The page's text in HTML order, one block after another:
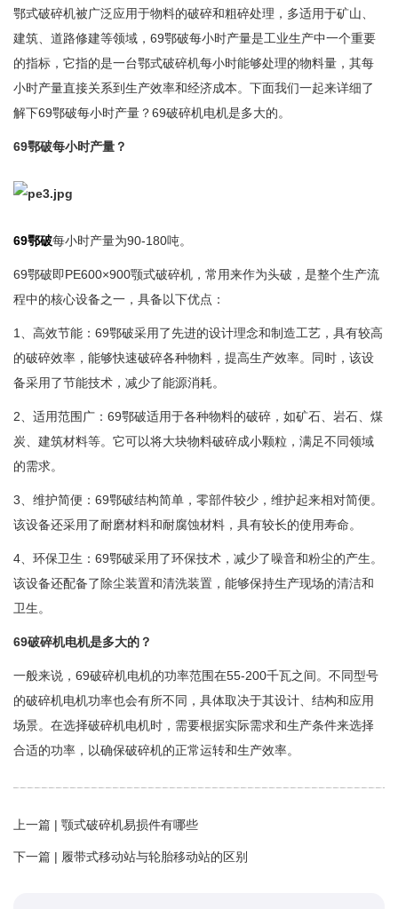
鄂式破碎机被广泛应用于物料的破碎和粗碎处理，多适用于矿山、
建筑、道路修建等领域，69鄂破每小时产量是工业生产中一个重要
的指标，它指的是一台鄂式破碎机每小时能够处理的物料量，其每
小时产量直接关系到生产效率和经济成本。下面我们一起来详细了
解下69鄂破每小时产量？69破碎机电机是多大的。
69鄂破每小时产量？
69鄂破每小时产量为90-180吨。
69鄂破即PE600×900颚式破碎机，常用来作为头破，是整个生产流
程中的核心设备之一，具备以下优点：
1、高效节能：69鄂破采用了先进的设计理念和制造工艺，具有较高
的破碎效率，能够快速破碎各种物料，提高生产效率。同时，该设
备采用了节能技术，减少了能源消耗。
2、适用范围广：69鄂破适用于各种物料的破碎，如矿石、岩石、煤
炭、建筑材料等。它可以将大块物料破碎成小颗粒，满足不同领域
的需求。
3、维护简便：69鄂破结构简单，零部件较少，维护起来相对简便。
该设备还采用了耐磨材料和耐腐蚀材料，具有较长的使用寿命。
4、环保卫生：69鄂破采用了环保技术，减少了噪音和粉尘的产生。
该设备还配备了除尘装置和清洗装置，能够保持生产现场的清洁和
卫生。
69破碎机电机是多大的？
一般来说，69破碎机电机的功率范围在55-200千瓦之间。不同型号
的破碎机电机功率也会有所不同，具体取决于其设计、结构和应用
场景。在选择破碎机电机时，需要根据实际需求和生产条件来选择
合适的功率，以确保破碎机的正常运转和生产效率。
上一篇 | 颚式破碎机易损件有哪些
下一篇 | 履带式移动站与轮胎移动站的区别